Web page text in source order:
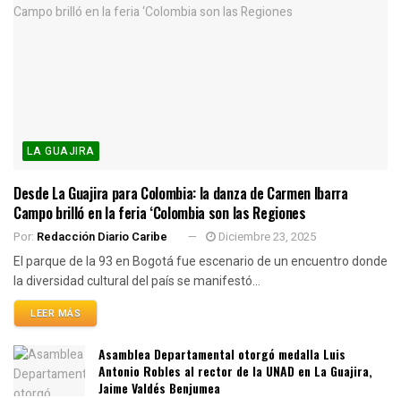
LA GUAJIRA
Desde La Guajira para Colombia: la danza de Carmen Ibarra
Campo brilló en la feria ‘Colombia son las Regiones
Por: Redacción Diario Caribe Diciembre 23, 2025
El parque de la 93 en Bogotá fue escenario de un encuentro donde
la diversidad cultural del país se manifestó...
LEER MÁS
Asamblea Departamental otorgó medalla Luis
Antonio Robles al rector de la UNAD en La Guajira,
Jaime Valdés Benjumea